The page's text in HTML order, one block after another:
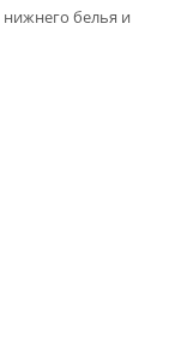
нижнего белья и